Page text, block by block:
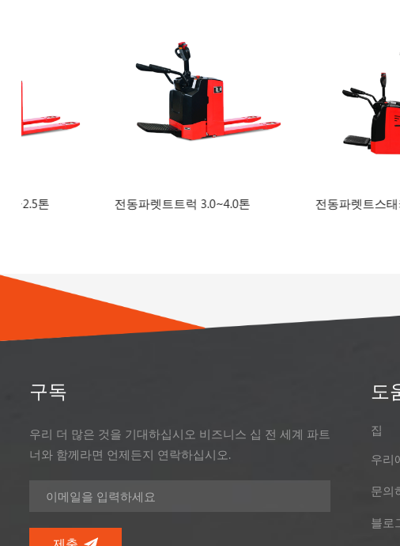
전동파렛트트럭 3.0~4.0톤 전동파렛트스태커 1.5~2.0톤
구독
우리 더 많은 것을 기대하십시오 비즈니스 십 전 세계 파트
너와 함께라면 언제든지 연락하십시오.
도
집
우리
문의
블로